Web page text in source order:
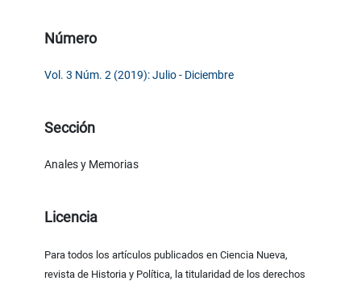
Número
Vol. 3 Núm. 2 (2019): Julio - Diciembre
Sección
Anales y Memorias
Licencia
Para todos los artículos publicados en Ciencia Nueva,
revista de Historia y Política, la titularidad de los derechos